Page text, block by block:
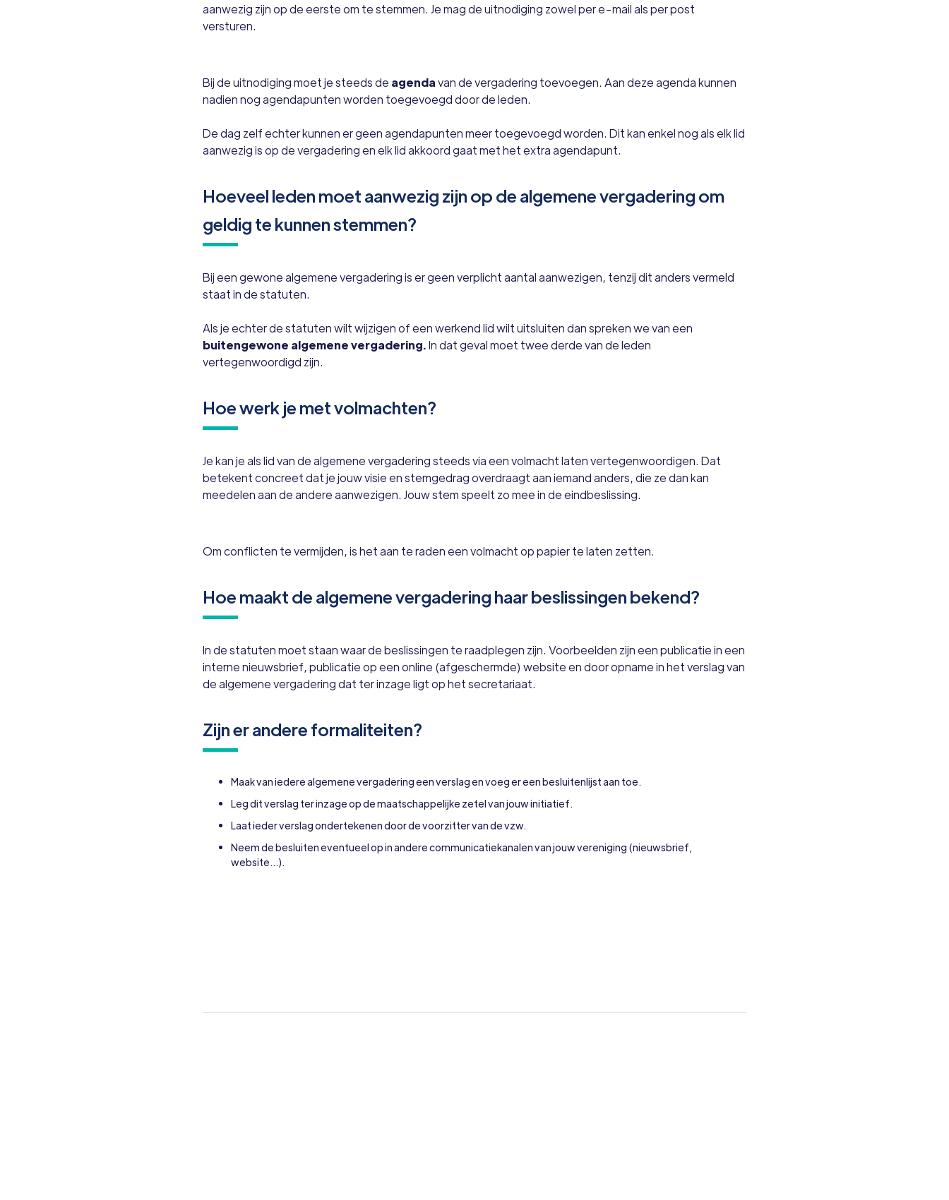
aanwezig zijn op de eerste om te stemmen. Je mag de uitnodiging zowel per e-mail als per post
versturen.
Bij de uitnodiging moet je steeds de agendavan de vergadering toevoegen. Aan deze agenda kunnen
nadien nog agendapunten worden toegevoegd door de leden.
De dag zelf echter kunnen er geen agendapunten meer toegevoegd worden. Dit kan enkel nog als elk lid
aanwezig is op de vergadering en elk lid akkoord gaat met het extra agendapunt.
Hoeveel leden moet aanwezig zijn op de algemene vergadering om
geldig te kunnen stemmen?
Bij een gewone algemene vergadering is er geen verplicht aantal aanwezigen, tenzij dit anders vermeld
staat in de statuten.
Als je echter de statuten wilt wijzigen of een werkend lid wilt uitsluiten dan spreken we van een
buitengewone algemene vergadering.In dat geval moet twee derde van de leden
vertegenwoordigd zijn.
Hoe werk je met volmachten?
Je kan je als lid van de algemene vergadering steeds via een volmacht laten vertegenwoordigen. Dat
betekent concreet dat je jouw visie en stemgedrag overdraagt aan iemand anders, die ze dan kan
meedelen aan de andere aanwezigen. Jouw stem speelt zo mee in de eindbeslissing.
Om conflicten te vermijden, is het aan te raden een volmacht op papier te laten zetten.
Hoe maakt de algemene vergadering haar beslissingen bekend?
In de statuten moet staan waar de beslissingen te raadplegen zijn. Voorbeelden zijn een publicatie in een
interne nieuwsbrief, publicatie op een online (afgeschermde) website en door opname in het verslag van
de algemene vergadering dat ter inzage ligt op het secretariaat.
Zijn er andere formaliteiten?
Maak van iedere algemene vergadering een verslag en voeg er een besluitenlijst aan toe.
Leg dit verslag ter inzage op de maatschappelijke zetel van jouw initiatief.
Laat ieder verslag ondertekenen door de voorzitter van de vzw.
Neem de besluiten eventueel op in andere communicatiekanalen van jouw vereniging (nieuwsbrief,
website…).